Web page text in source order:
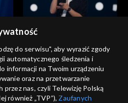
The Voice of Poland
miło”; „The Voice of Poland”,
Przesłuchania w ciemno, 27
września 2025
do serwisu", aby wyrazić zgody
automatycznego śledzenia i
informacji na Twoim urządzeniu
oraz na przetwarzanie
nas, czyli Telewizję Polską
również „TVP”), Zaufanych